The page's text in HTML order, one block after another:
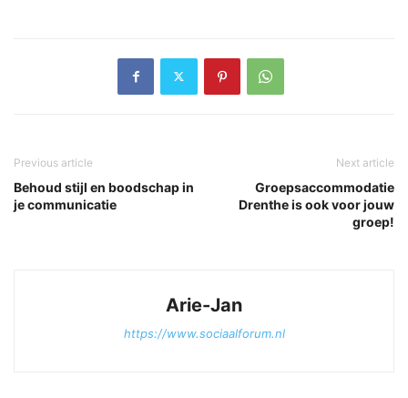
Previous article
Behoud stijl en boodschap in
je communicatie
Next article
Groepsaccommodatie
Drenthe is ook voor jouw
groep!
Arie-Jan
https://www.sociaalforum.nl